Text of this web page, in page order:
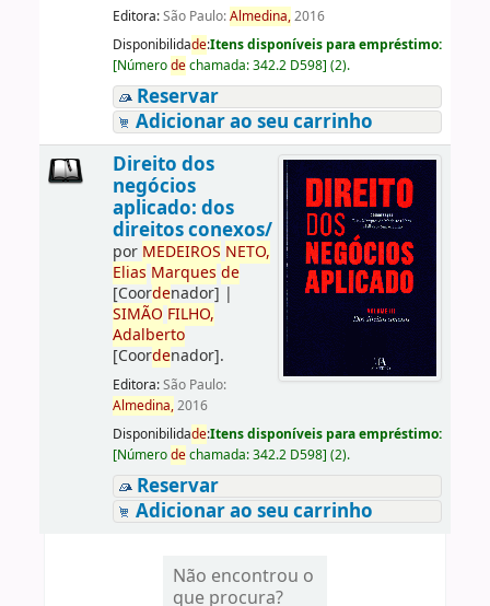
Editora:São Paulo:Almedina,2016
Disponibilidade:Itens disponíveis para empréstimo:
[Númerodechamada:342.2 D598] (2).
Reservar
Adicionar ao seu carrinho
Direito dos
negócios
aplicado: dos
direitos conexos/
por MEDEIROS NETO,
Elias Marques de
[Coordenador] |
SIMÃO FILHO,
Adalberto
[Coordenador].
Editora:São Paulo:
Almedina,2016
Disponibilidade:Itens disponíveis para empréstimo:
[Númerodechamada:342.2 D598] (2).
Reservar
Adicionar ao seu carrinho
Não encontrou o
que procura?